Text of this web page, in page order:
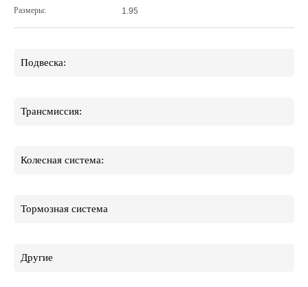
Размеры: 1.95
Подвеска:
Трансмиссия:
Колесная система:
Тормозная система
Другие